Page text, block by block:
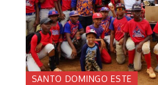
SANTO DOMINGO ESTE